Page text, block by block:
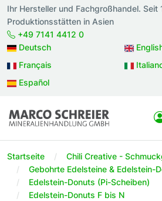
Ihr Hersteller und Fachgroßhandel. Seit
Produktionsstätten in Asien
+49 7141 4412 0
Deutsch
Français
Español
Startseite
Chili Creative -
Gebohrte Edelsteine & Edelstein-
Edelstein-Donuts (Pi-Scheiben)
Edelstein-Donuts F bis N